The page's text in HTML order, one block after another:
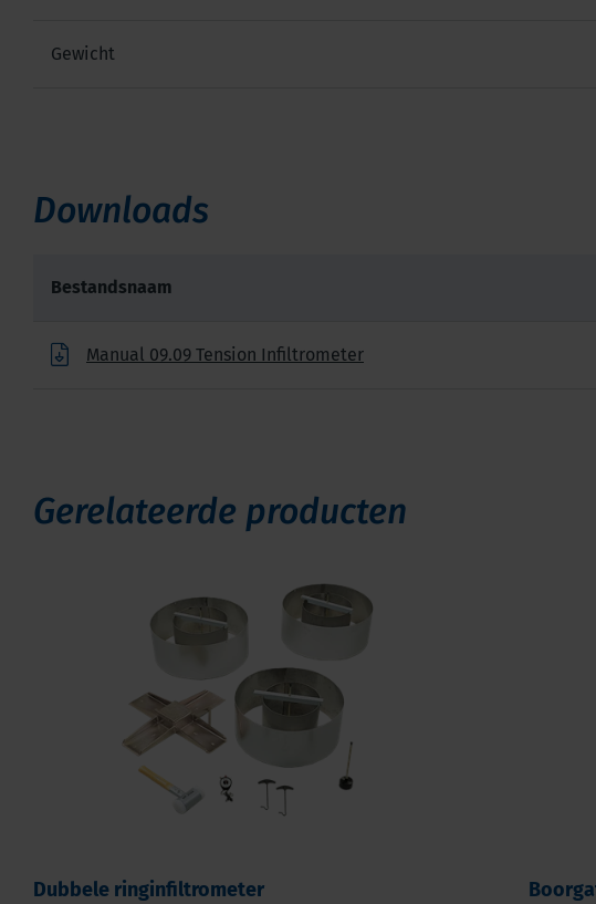
Gewicht
Downloads
Bestandsnaam
Manual 09.09 Tension Infiltrometer
Gerelateerde producten
Dubbele ringinfiltrometer